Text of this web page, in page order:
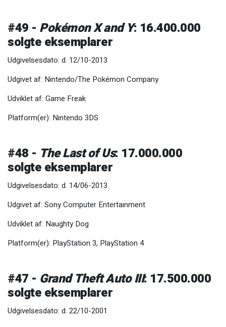
#49 - Pokémon X and Y: 16.400.000
solgte eksemplarer
Udgivelsesdato: d. 12/10-2013
Udgivet af: Nintendo/The Pokémon Company
Udviklet af: Game Freak
Platform(er): Nintendo 3DS
#48 - The Last of Us: 17.000.000
solgte eksemplarer
Udgivelsesdato: d. 14/06-2013
Udgivet af: Sony Computer Entertainment
Udviklet af: Naughty Dog
Platform(er): PlayStation 3, PlayStation 4
#47 - Grand Theft Auto III: 17.500.000
solgte eksemplarer
Udgivelsesdato: d. 22/10-2001